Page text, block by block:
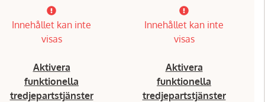
Innehållet kan inte
visas
Aktivera
funktionella
tredjepartstjänster
Innehållet kan inte
visas
Aktivera
funktionella
tredjepartstjänster